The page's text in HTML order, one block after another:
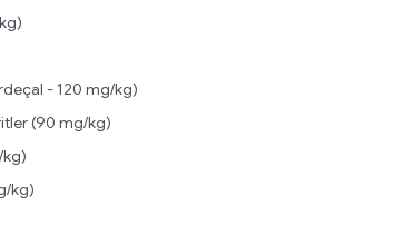
- 120 mg/kg)
(90 mg/kg)
kg)